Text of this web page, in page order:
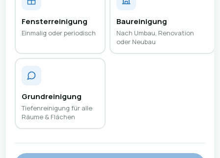
Fensterreinigung
Einmalig oder periodisch
Baureinigung
Nach Umbau, Renovation
oder Neubau
Grundreinigung
Tiefenreinigung für alle
Räume & Flächen